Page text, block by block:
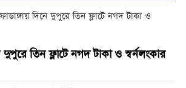
দিনে দুপুরে তিন ফ্লাটে নগদ টাকা ও
তিন ফ্লাটে নগদ টাকা ও স্বর্নলংকার